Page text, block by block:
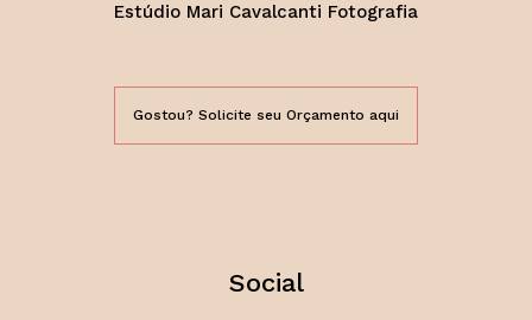
Estúdio Mari Cavalcanti Fotografia
Gostou? Solicite seu Orçamento aqui
Social